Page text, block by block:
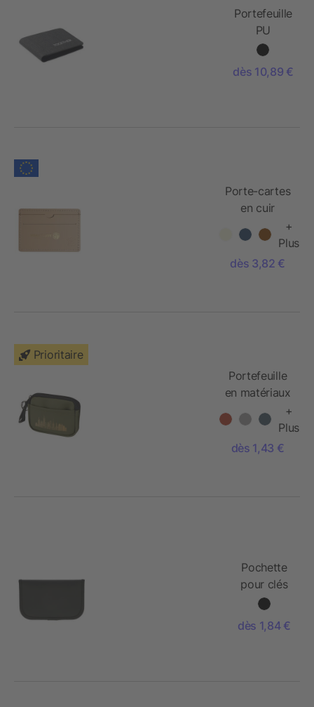
Portefeuille
PU
localisateur
dès 10,89 €
Porte-cartes
en cuir
Citizen Vert
Tintin
+
Plus
dès 3,82 €
Prioritaire
Portefeuille
en matériaux
certifié GRS
Resi Plus
+
Plus
dès 1,43 €
Pochette
pour clés
et cartes
dès 1,84 €